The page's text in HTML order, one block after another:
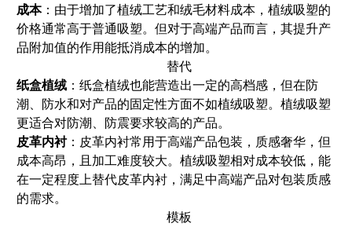
成本：由于增加了植绒工艺和绒毛材料成本，植绒吸塑的
价格通常高于普通吸塑。但对于高端产品而言，其提升产
品附加值的作用能抵消成本的增加。
替代
纸盒植绒 ：纸盒植绒也能营造出一定的高档感，但在防
潮、防水和对产品的固定性方面不如植绒吸塑。植绒吸塑
更适合对防潮、防震要求较高的产品。
皮革内衬：皮革内衬常用于高端产品包装，质感奢华，但
成本高昂，且加工难度较大。植绒吸塑相对成本较低，能
在一定程度上替代皮革内衬，满足中高端产品对包装质感
的需求。
模板